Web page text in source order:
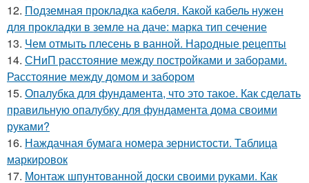
12. Подземная прокладка кабеля. Какой кабель нужен
для прокладки в земле на даче: марка тип сечение
13. Чем отмыть плесень в ванной. Народные рецепты
14. СНиП расстояние между постройками и заборами.
Расстояние между домом и забором
15. Опалубка для фундамента, что это такое. Как сделать
правильную опалубку для фундамента дома своими
руками?
16. Наждачная бумага номера зернистости. Таблица
маркировок
17. Монтаж шпунтованной доски своими руками. Как